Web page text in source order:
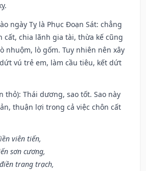
ngày Tỵ là Phục Đoạn Sát: chẳng
cất, chia lãnh gia tài, thừa kế cũng
nhuộm, lò gốm. Tuy nhiên nên xây
vú trẻ em, làm cầu tiêu, kết dứt
thỏ): Thái dương, sao tốt. Sao này
thuận lợi trong cả việc chôn cất
viên tiến,
sơn cương,
trang trạch,